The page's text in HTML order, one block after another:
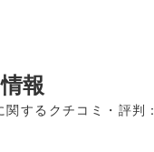
報
するクチコミ・評判：